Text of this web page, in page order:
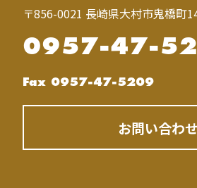
〒856-0021 長崎県大村市鬼橋町
0957-47-
Fax 0957-47-5209
お問い合わせ